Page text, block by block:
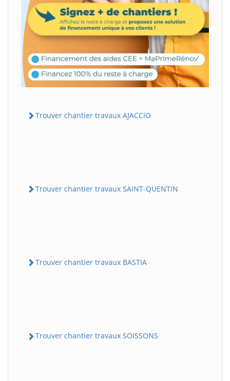
Trouver chantier travaux AJACCIO
Trouver chantier travaux SAINT-QUENTIN
Trouver chantier travaux BASTIA
Trouver chantier travaux SOISSONS